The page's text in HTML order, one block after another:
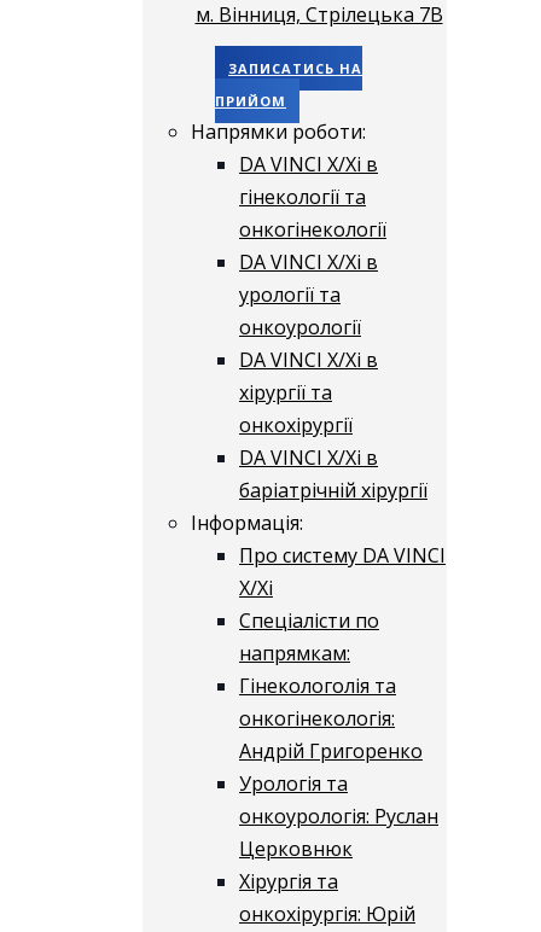
м. Вінниця, Стрілецька 7В
ЗАПИСАТИСЬ НА
ПРИЙОМ
Напрямки роботи:
DA VINCI X/Xі в
гінекології та
онкогінекології
DA VINCI X/Xі в
урології та
онкоурології
DA VINCI X/Xі в
хірургії та
онкохірургії
DA VINCI X/Xі в
баріатрічній хірургії
Інформація:
Про систему DA VINCI
X/Xі
Спеціалісти по
напрямкам:
Гінекологолія та
онкогінекологія:
Андрій Григоренко
Урологія та
онкоурологія: Руслан
Церковнюк
Хірургія та
онкохірургія: Юрій